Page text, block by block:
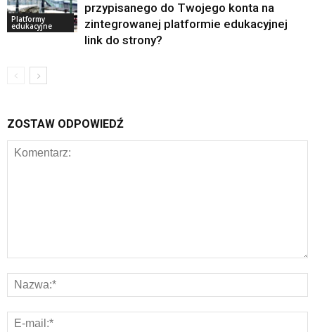
Platformy
edukacyjne
przypisanego do Twojego konta na
zintegrowanej platformie edukacyjnej
link do strony?
ZOSTAW ODPOWIEDŹ